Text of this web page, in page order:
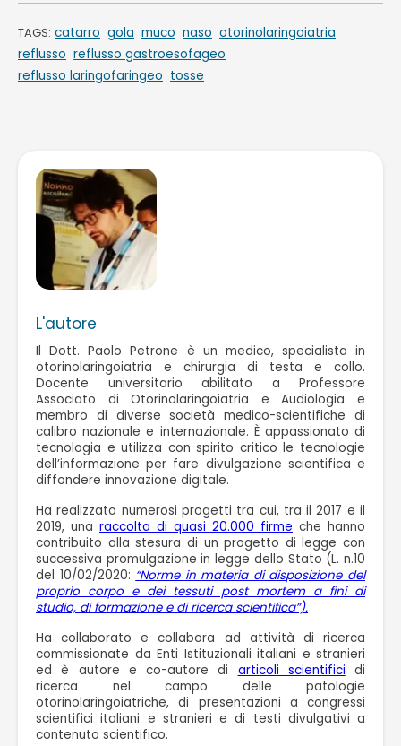
TAGS: catarro gola muco naso otorinolaringoiatria
reflusso reflusso gastroesofageo
reflusso laringofaringeo tosse
L'autore
Il Dott. Paolo Petrone è un medico, specialista in
otorinolaringoiatria e chirurgia di testa e collo.
Docente universitario abilitato a Professore
Associato di Otorinolaringoiatria e Audiologia e
membro di diverse società medico-scientifiche di
calibro nazionale e internazionale. È appassionato di
tecnologia e utilizza con spirito critico le tecnologie
dell’informazione per fare divulgazione scientifica e
diffondere innovazione digitale.
Ha realizzato numerosi progetti tra cui, tra il 2017 e il
2019, una raccolta di quasi 20.000 firme che hanno
contribuito alla stesura di un progetto di legge con
successiva promulgazione in legge dello Stato (L. n.10
del 10/02/2020: “Norme in materia di disposizione del
proprio corpo e dei tessuti post mortem a fini di
studio, di formazione e di ricerca scientifica”).
Ha collaborato e collabora ad attività di ricerca
commissionate da Enti Istituzionali italiani e stranieri
ed è autore e co-autore di articoli scientifici di
ricerca nel campo delle patologie
otorinolaringoiatriche, di presentazioni a congressi
scientifici italiani e stranieri e di testi divulgativi a
contenuto scientifico.